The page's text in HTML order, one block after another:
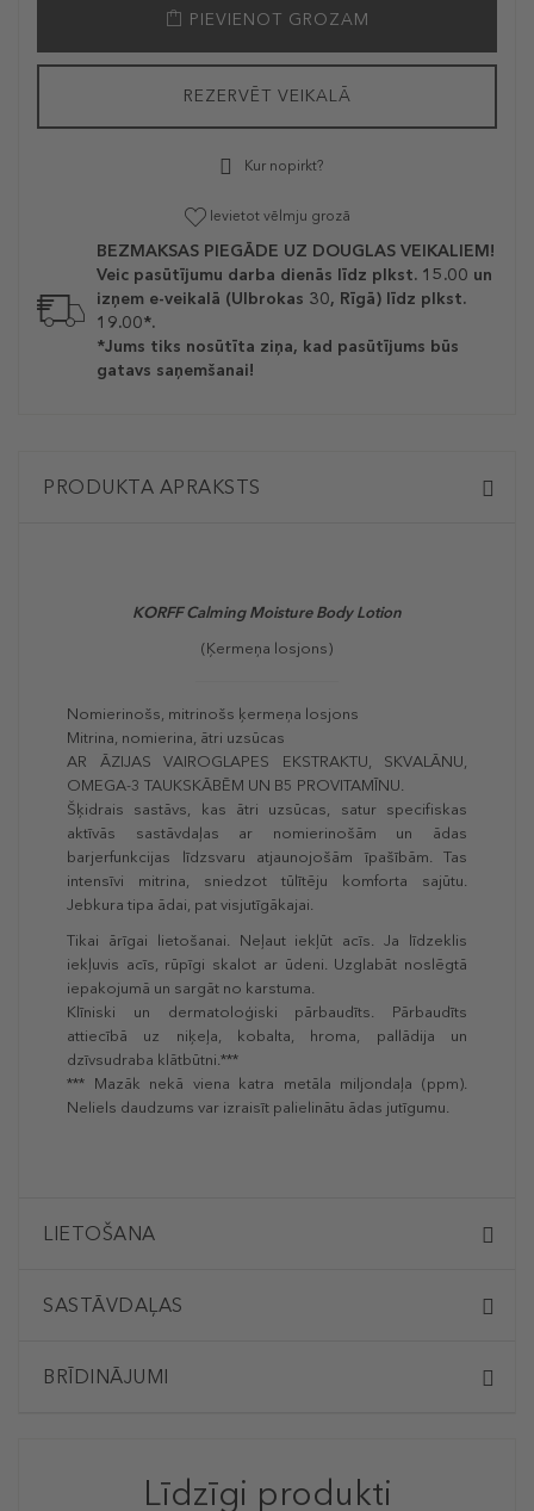
PIEVIENOT GROZAM
REZERVĒT VEIKALĀ
Kur nopirkt?
Ievietot vēlmju grozā
BEZMAKSAS PIEGĀDE UZ DOUGLAS VEIKALIEM!
Veic pasūtījumu darba dienās līdz plkst. 15.00 un
izņem e-veikalā (Ulbrokas 30, Rīgā) līdz plkst.
19.00*.
*Jums tiks nosūtīta ziņa, kad pasūtījums būs
gatavs saņemšanai!
PRODUKTA APRAKSTS
KORFF Calming Moisture Body Lotion
(Ķermeņa losjons)
Nomierinošs, mitrinošs ķermeņa losjons
Mitrina, nomierina, ātri uzsūcas
AR ĀZIJAS VAIROGLAPES EKSTRAKTU, SKVALĀNU,
OMEGA-3 TAUKSKĀBĒM UN B5 PROVITAMĪNU.
Šķidrais sastāvs, kas ātri uzsūcas, satur specifiskas
aktīvās sastāvdaļas ar nomierinošām un ādas
barjerfunkcijas līdzsvaru atjaunojošām īpašībām. Tas
intensīvi mitrina, sniedzot tūlītēju komforta sajūtu.
Jebkura tipa ādai, pat visjutīgākajai.
Tikai ārīgai lietošanai. Neļaut iekļūt acīs. Ja līdzeklis
iekļuvis acīs, rūpīgi skalot ar ūdeni. Uzglabāt noslēgtā
iepakojumā un sargāt no karstuma.
Klīniski un dermatoloģiski pārbaudīts. Pārbaudīts
attiecībā uz niķeļa, kobalta, hroma, pallādija un
dzīvsudraba klātbūtni.***
*** Mazāk nekā viena katra metāla miljondaļa (ppm).
Neliels daudzums var izraisīt palielinātu ādas jutīgumu.
LIETOŠANA
SASTĀVDAĻAS
BRĪDINĀJUMI
Līdzīgi produkti